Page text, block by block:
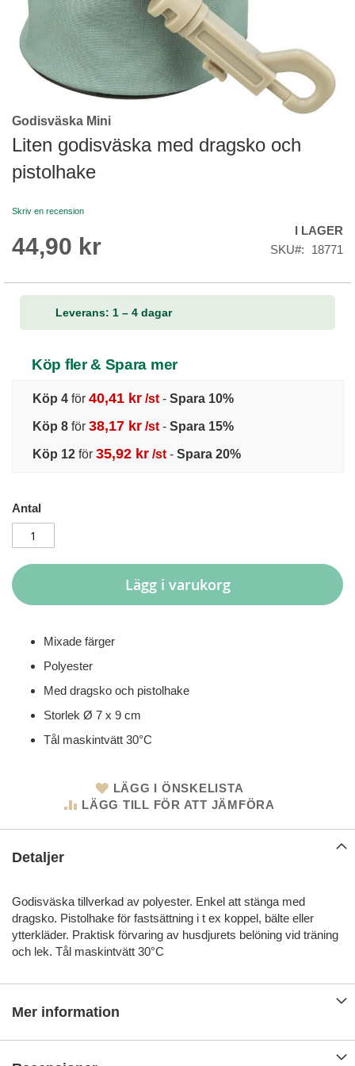
Skip
to
the
beginning
the
gallery
Godisväska Mini
Liten godisväska med dragsko och
pistolhake
Skriv en recension
44,90 kr
I LAGER
SKU
18771
Leverans: 1 – 4 dagar
Köp fler & Spara mer
Köp 4 för 40,41 kr /st - Spara 10%
Köp 8 för 38,17 kr /st - Spara 15%
Köp 12 för 35,92 kr /st - Spara 20%
Antal
Lägg i varukorg
Mixade färger
Polyester
Med dragsko och pistolhake
Storlek Ø 7 x 9 cm
Tål maskintvätt 30°C
LÄGG I ÖNSKELISTA
LÄGG TILL FÖR ATT JÄMFÖRA
Detaljer
Godisväska tillverkad av polyester. Enkel att stänga med
dragsko. Pistolhake för fastsättning i t ex koppel, bälte eller
ytterkläder. Praktisk förvaring av husdjurets belöning vid träning
och lek. Tål maskintvätt 30°C
Mer information